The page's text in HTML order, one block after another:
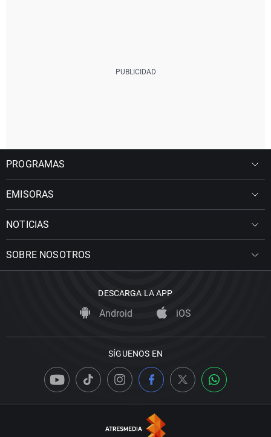
PROGRAMAS
EMISORAS
NOTICIAS
SOBRE NOSOTROS
DESCARGA LA APP
Android iOS
SÍGUENOS EN